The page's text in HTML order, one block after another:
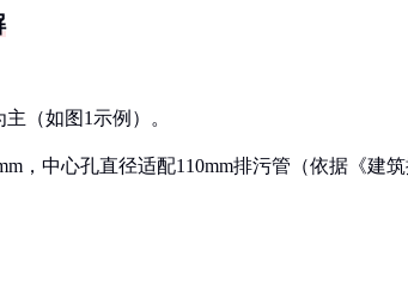
（如图1示例）。
，中心孔直径适配110mm排污管（依据《建